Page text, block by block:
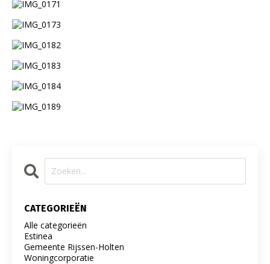
CATEGORIEËN
Alle categorieën
Estinea
Gemeente Rijssen-Holten
Woningcorporatie